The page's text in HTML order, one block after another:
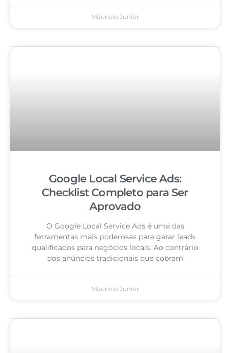
Mauricio Junior
Google Local Service Ads:
Checklist Completo para Ser
Aprovado
O Google Local Service Ads é uma das
ferramentas mais poderosas para gerar leads
qualificados para negócios locais. Ao contrário
dos anúncios tradicionais que cobram
Mauricio Junior